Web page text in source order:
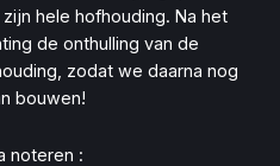
hele hofhouding. Na het
de onthulling van de
zodat we daarna nog
bouwen!
noteren :